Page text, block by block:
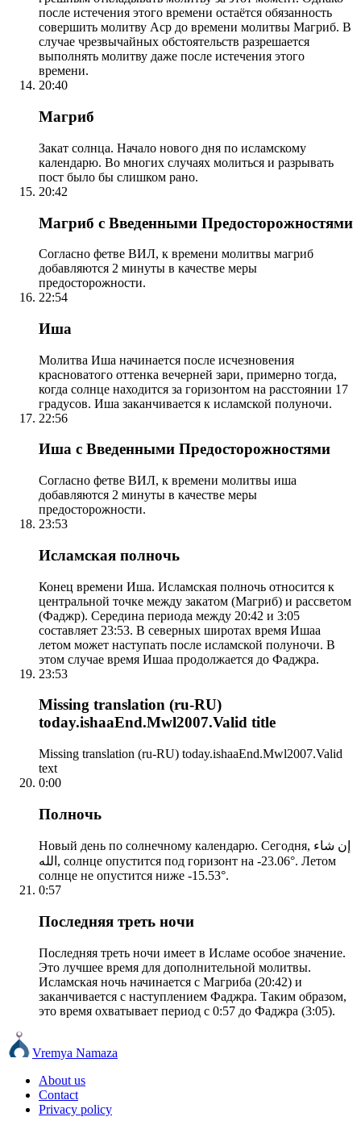
после истечения этого времени остаётся обязанность
совершить молитву Аср до времени молитвы Магриб. В
случае чрезвычайных обстоятельств разрешается
выполнять молитву даже после истечения этого
времени.
20:40
Магриб
Закат солнца. Начало нового дня по исламскому
календарю. Во многих случаях молиться и разрывать
пост было бы слишком рано.
20:42
Магриб с Введенными Предосторожностями
Согласно фетве ВИЛ, к времени молитвы магриб
добавляются 2 минуты в качестве меры
предосторожности.
22:54
Иша
Молитва Иша начинается после исчезновения
красноватого оттенка вечерней зари, примерно тогда,
когда солнце находится за горизонтом на расстоянии 17
градусов. Иша заканчивается к исламской полуночи.
22:56
Иша с Введенными Предосторожностями
Согласно фетве ВИЛ, к времени молитвы иша
добавляются 2 минуты в качестве меры
предосторожности.
23:53
Исламская полночь
Конец времени Иша. Исламская полночь относится к
центральной точке между закатом (Магриб) и рассветом
(Фаджр). Середина периода между 20:42 и 3:05
составляет 23:53. В северных широтах время Ишаа
летом может наступать после исламской полуночи. В
этом случае время Ишаа продолжается до Фаджра.
23:53
Missing translation (ru-RU)
today.ishaaEnd.Mwl2007.Valid title
Missing translation (ru-RU) today.ishaaEnd.Mwl2007.Valid
text
0:00
Полночь
Новый день по солнечному календарю. Сегодня, إن شاء
الله, солнце опустится под горизонт на -23.06°. Летом
солнце не опустится ниже -15.53°.
0:57
Последняя треть ночи
Последняя треть ночи имеет в Исламе особое значение.
Это лучшее время для дополнительной молитвы.
Исламская ночь начинается с Магриба (20:42) и
заканчивается с наступлением Фаджра. Таким образом,
это время охватывает период с 0:57 до Фаджра (3:05).
Vremya Namaza
About us
Contact
Privacy policy